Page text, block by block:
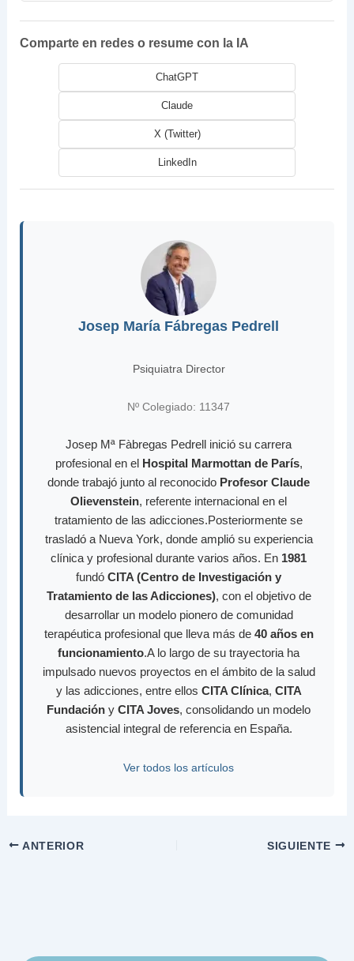
Comparte en redes o resume con la IA
ChatGPT
Claude
X (Twitter)
LinkedIn
Josep María Fábregas Pedrell
Psiquiatra Director
Nº Colegiado: 11347
Josep Mª Fàbregas Pedrell inició su carrera
profesional en el Hospital Marmottan de París,
donde trabajó junto al reconocido Profesor Claude
Olievenstein, referente internacional en el
tratamiento de las adicciones.Posteriormente se
trasladó a Nueva York, donde amplió su experiencia
clínica y profesional durante varios años. En 1981
fundó CITA (Centro de Investigación y
Tratamiento de las Adicciones), con el objetivo de
desarrollar un modelo pionero de comunidad
terapéutica profesional que lleva más de 40 años en
funcionamiento.A lo largo de su trayectoria ha
impulsado nuevos proyectos en el ámbito de la salud
y las adicciones, entre ellos CITA Clínica, CITA
Fundación y CITA Joves, consolidando un modelo
asistencial integral de referencia en España.
Ver todos los artículos
ANTERIOR SIGUIENTE